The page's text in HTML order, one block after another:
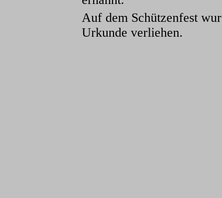
Auf dem Schützenfest
Urkunde verliehen.